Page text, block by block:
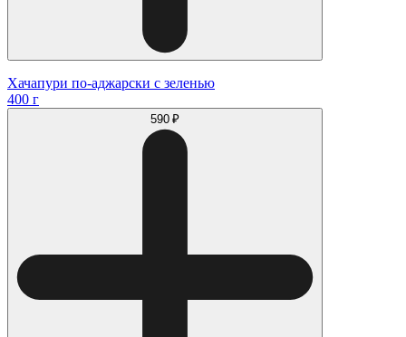
Хачапури по-аджарски с зеленью
400 г
590 ₽